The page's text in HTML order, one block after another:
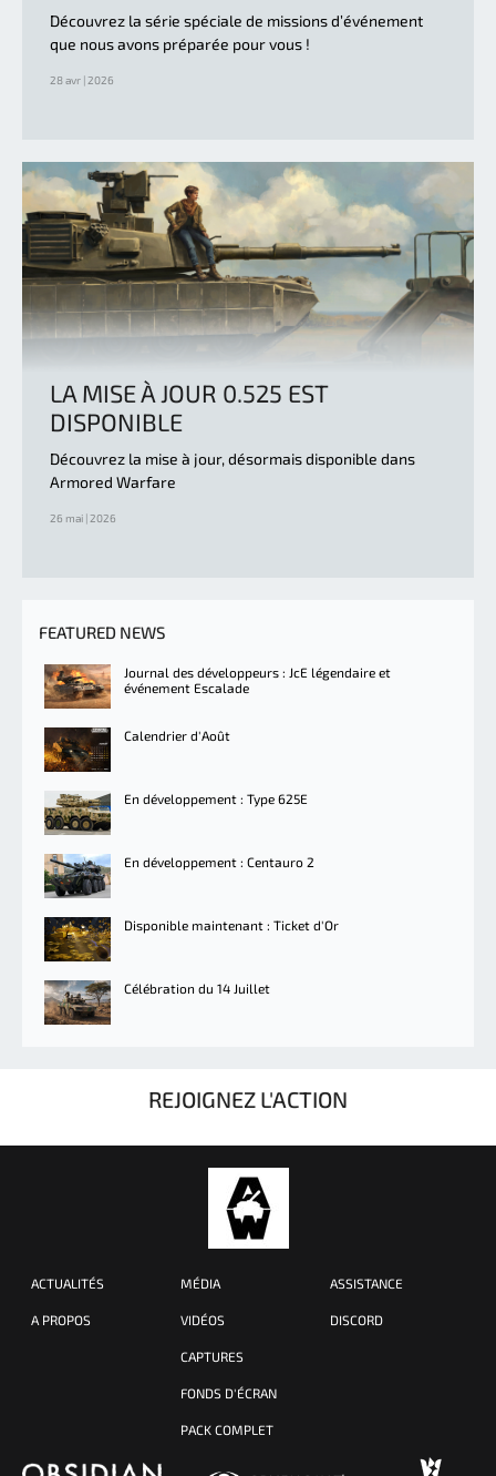
Découvrez la série spéciale de missions d’événement
que nous avons préparée pour vous !
28 avr | 2026
LA MISE À JOUR 0.525 EST
DISPONIBLE
Découvrez la mise à jour, désormais disponible dans
Armored Warfare
26 mai | 2026
FEATURED NEWS
Journal des développeurs : JcE légendaire et
événement Escalade
Calendrier d'Août
En développement : Type 625E
En développement : Centauro 2
Disponible maintenant : Ticket d'Or
Célébration du 14 Juillet
REJOIGNEZ L'ACTION
ACTUALITÉS
A PROPOS
MÉDIA
VIDÉOS
CAPTURES
FONDS D'ÉCRAN
PACK COMPLET
ASSISTANCE
DISCORD